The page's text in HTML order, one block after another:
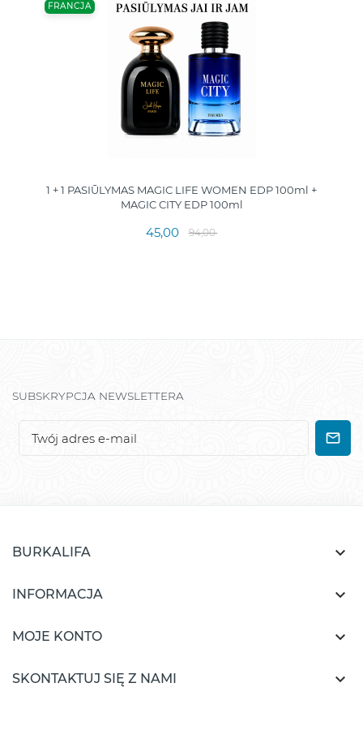
FRANCJA
1 + 1 PASIŪLYMAS MAGIC LIFE WOMEN EDP 100ml +
MAGIC CITY EDP 100ml
45,00 94,00
SUBSKRYPCJA NEWSLETTERA
BURKALIFA 
INFORMACJA 
MOJE KONTO 
SKONTAKTUJ SIĘ Z NAMI 